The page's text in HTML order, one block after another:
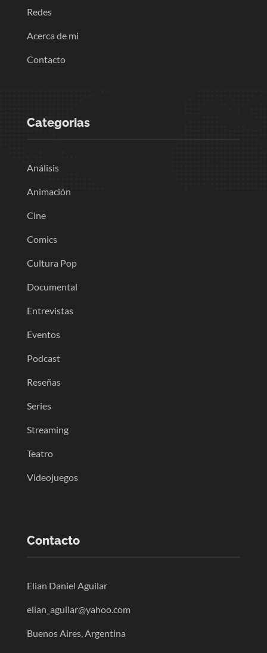
Redes
Acerca de mi
Contacto
Categorias
Análisis
Animación
Cine
Comics
Cultura Pop
Documental
Entrevistas
Eventos
Podcast
Reseñas
Series
Streaming
Teatro
Videojuegos
Contacto
Elian Daniel Aguilar
elian_aguilar@yahoo.com
Buenos Aires, Argentina